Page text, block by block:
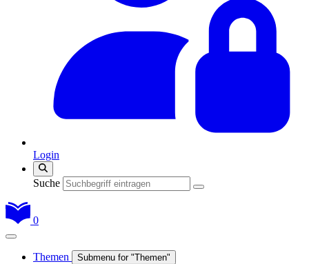
Login
Suche
0
Themen Submenu for "Themen"